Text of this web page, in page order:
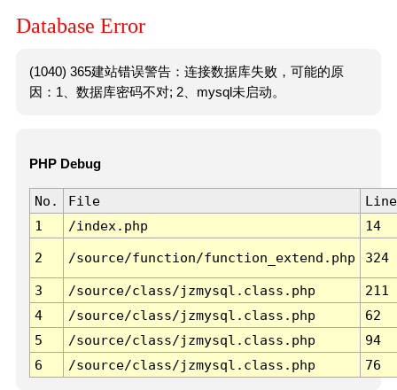
Database Error
(1040) 365建站错误警告：连接数据库失败，可能的原
因：1、数据库密码不对; 2、mysql未启动。
PHP Debug
No. File
Line
1
/index.php 14
2 /source/function/function_extend.php 324
3 /source/class/jzmysql.class.php
211
4
/source/class/jzmysql.class.php
62
5
/source/class/jzmysql.class.php
94
6
/source/class/jzmysql.class.php 76